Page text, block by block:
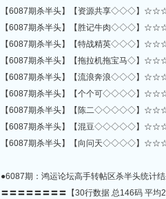
【6087期杀半头】【资源共享◇◇◇
【6087期杀半头】【胜记牛肉◇◇◇
【6087期杀半头】【特战精英◇◇◇
【6087期杀半头】【拖拉机拖宝马◇
【6087期杀半头】【流浪奔浪◇◇◇
【6087期杀半头】【个个可◇◇◇◇
【6087期杀半头】【陈二◇◇◇◇◇】
【6087期杀半头】【混豆◇◇◇◇◇】
【6087期杀半头】【向问天◇◇◇◇
●6087期：鸿运论坛高手转帖区杀半头统计
〓〓〓〓〓〓〓〓【30行数据 总146码 平均